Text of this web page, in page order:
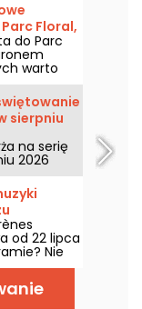
Floral,
do Parc
warto
od 24
sierpniu
na serię
2026
jedność
od 22 lipca
Nie
de